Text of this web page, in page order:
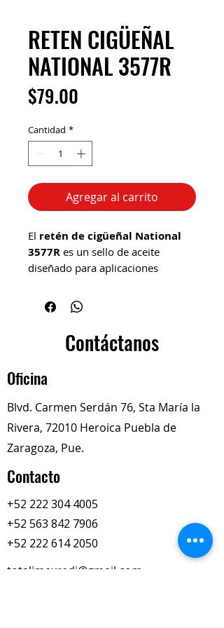
RETEN CIGÜEÑAL
NATIONAL 3577R
$79.00
Cantidad *
Agregar al carrito
El retén de cigüeñal National
3577R es un sello de aceite
diseñado para aplicaciones
en motores, específicamente para
cigüeñal (delantero o trasero,
según aplicación)
Detalles generales:
Federal-Mogul)
Tipo:Retén radial de aceite
para cigüeñal
Función:
cigüeñal y proteger de
Contáctanos
Oficina
Blvd. Carmen Serdán 76, Sta María la
Rivera, 72010 Heroica Puebla de
Zaragoza, Pue.
Contacto
+52 222 304 4005
+52 563 842 7906
+52 222 614 2050
totalimexredi@gmail.com